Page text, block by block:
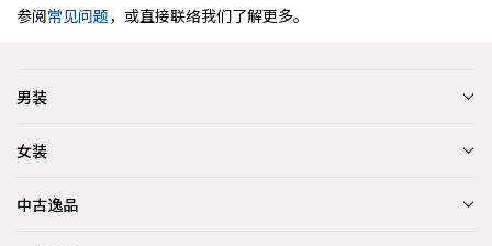
参阅常见问题，或直接联络我们了解更多。
男装
女装
中古逸品